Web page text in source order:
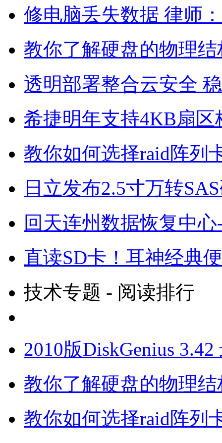
修电脑丢失数据 律师
教你了解硬盘的物理结
透明部署整合云安全
希捷明年支持4KB扇区
教你如何选择raid阵列
日立发布2.5寸万转
回天连州数据恢复中
直读SD卡！耳神经典
技术专题 - 阅读排行
2010版DiskGenius
教你了解硬盘的物理结
教你如何选择raid阵列